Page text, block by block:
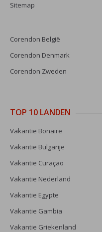
Sitemap
Corendon België
Corendon Denmark
Corendon Zweden
TOP 10 LANDEN
Vakantie Bonaire
Vakantie Bulgarije
Vakantie Curaçao
Vakantie Nederland
Vakantie Egypte
Vakantie Gambia
Vakantie Griekenland